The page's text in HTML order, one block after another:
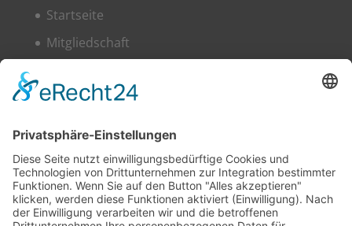
Start­sei­te
Mit­glied­schaft
Ser­vice
Kon­takt
Impres­sum